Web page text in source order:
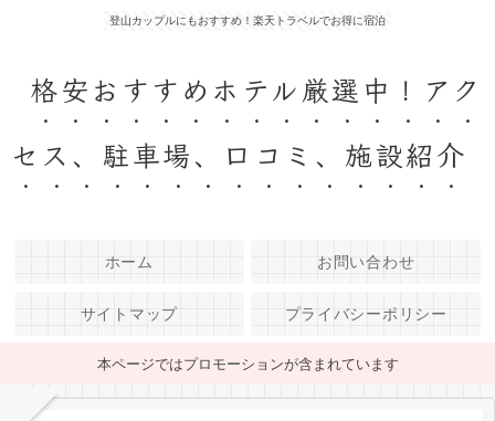
登山カップルにもおすすめ！楽天トラベルでお得に宿泊
格安おすすめホテル厳選中！アク
セス、駐車場、口コミ、施設紹介
ホーム お問い合わせ
サイトマップ プライバシーポリシー
本ページではプロモーションが含まれています